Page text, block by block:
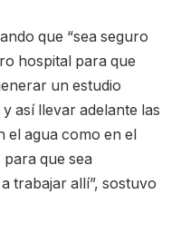
que “sea seguro
hospital para que
un estudio
así llevar adelante las
el agua como en el
que sea
trabajar allí”, sostuvo